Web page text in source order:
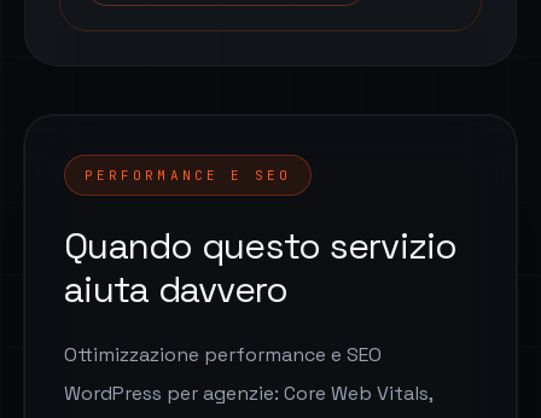
PERFORMANCE E SEO
Quando questo servizio
aiuta davvero
Ottimizzazione performance e SEO
WordPress per agenzie: Core Web Vitals,